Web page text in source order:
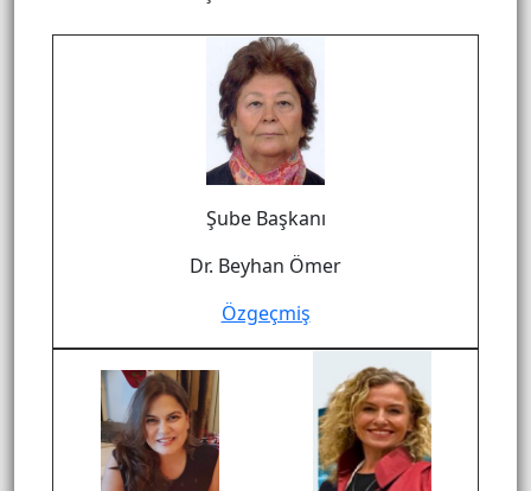
Şube Başkanı
Dr. Beyhan Ömer
Özgeçmiş